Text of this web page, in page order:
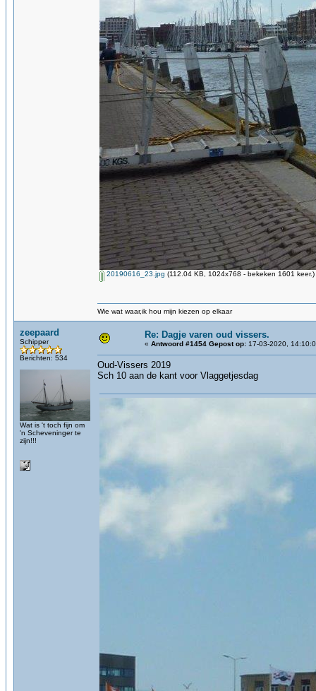
20190616_23.jpg (112.04 KB, 1024x768 - bekeken 1601 keer.)
Wie wat waar,ik hou mijn kiezen op elkaar
zeepaard
Schipper
Berichten: 534
Wat is 't toch fijn om
'n Scheveninger te
zijn!!!
Re: Dagje varen oud vissers.
« Antwoord #1454 Gepost op: 17-03-2020,
Oud-Vissers 2019
Sch 10 aan de kant voor Vlaggetjesdag